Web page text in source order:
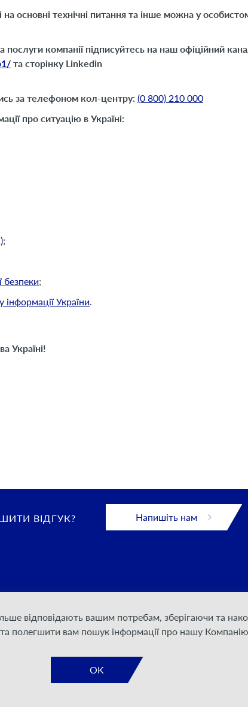
на основні технічні питання та інше можна у
компанії підписуйтесь на наш офіційний
та сторінку Linkedin
за телефоном кол-центру: (0 800) 210 000
про ситуацію в Україні:
;
безпеки;
України.
Україні!
ВІДГУК? Напишіть нам
відповідають вашим потребам, зберігаючи та
полегшити вам пошук інформації про нашу Компанію
OK